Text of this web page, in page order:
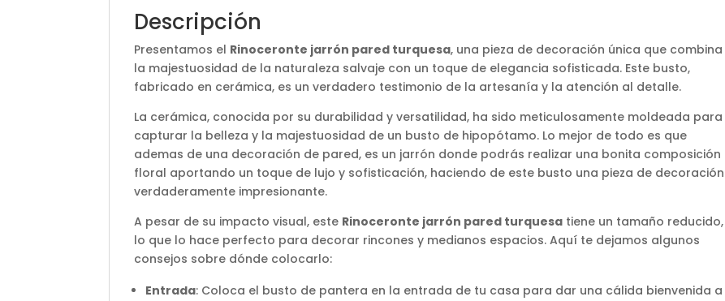
Descripción
Presentamos el Rinoceronte jarrón pared turquesa, una pieza de decoración única que combina
la majestuosidad de la naturaleza salvaje con un toque de elegancia sofisticada. Este busto,
fabricado en cerámica, es un verdadero testimonio de la artesanía y la atención al detalle.
La cerámica, conocida por su durabilidad y versatilidad, ha sido meticulosamente moldeada para
capturar la belleza y la majestuosidad de un busto de hipopótamo. Lo mejor de todo es que
ademas de una decoración de pared, es un jarrón donde podrás realizar una bonita composición
floral aportando un toque de lujo y sofisticación, haciendo de este busto una pieza de decoración
verdaderamente impresionante.
A pesar de su impacto visual, este Rinoceronte jarrón pared turquesa tiene un tamaño reducido,
lo que lo hace perfecto para decorar rincones y medianos espacios. Aquí te dejamos algunos
consejos sobre dónde colocarlo:
Entrada: Coloca el busto de pantera en la entrada de tu casa para dar una cálida bienvenida a